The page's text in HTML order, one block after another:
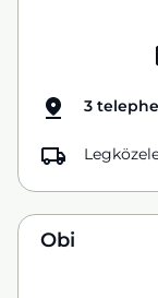
3
Obi